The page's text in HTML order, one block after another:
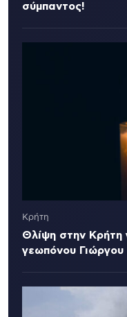
σύμπαντος!
Κρήτη
Θλίψη στην Κρήτη
γεωπόνου